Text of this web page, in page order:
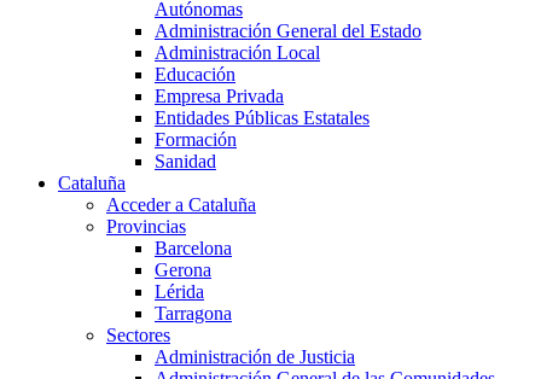
Autónomas
Administración General del Estado
Administración Local
Educación
Empresa Privada
Entidades Públicas Estatales
Formación
Sanidad
Cataluña
Acceder a Cataluña
Provincias
Barcelona
Gerona
Lérida
Tarragona
Sectores
Administración de Justicia